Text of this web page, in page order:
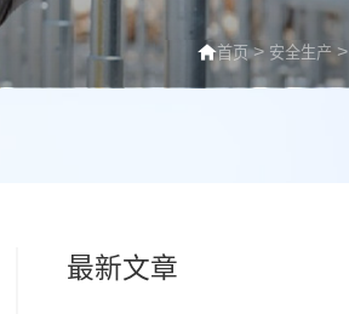
首页> 安全生产 >
最新文章